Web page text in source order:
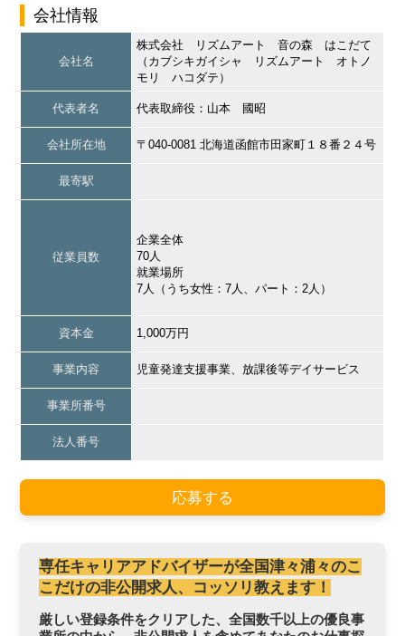
会社情報
会社名
株式会社 リズムアート 音の森 はこだて
（カブシキガイシャ リズムアート オトノ
モリ ハコダテ）
代表者名 代表取締役：山本 國昭
会社所在地 〒040-0081 北海道函館市田家町１８番２４号
最寄駅
従業員数
企業全体
70人
就業場所
7人（うち女性：7人、パート：2人）
資本金 1,000万円
事業内容 児童発達支援事業、放課後等デイサービス
事業所番号
法人番号
応募する
専任キャリアアドバイザーが全国津々浦々のこ
こだけの非公開求人、コッソリ教えます！
厳しい登録条件をクリアした、全国数千以上の優良事